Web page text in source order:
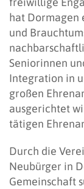
hat Dormagen
und
Seniorinnen
Integration in
großen
ausgerichtet
tätigen
Durch die
Neubürger in
Gemeinschaft